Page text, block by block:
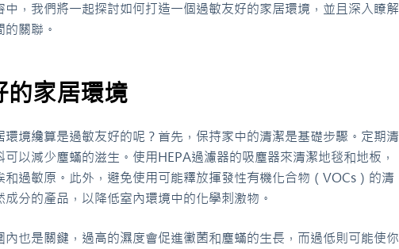
中，我們將一起探討如何打造一個過敏友好的家居環境，並且深入瞭解
關聯。
的家居環境
環境纔算是過敏友好的呢？首先，保持家中的清潔是基礎步驟。定期清
以減少塵蟎的滋生。使用HEPA過濾器的吸塵器來清潔地毯和地板，
過敏原。此外，避免使用可能釋放揮發性有機化合物（VOCs）的清
分的產品，以降低室內環境中的化學刺激物。
內也是關鍵，過高的濕度會促進黴菌和塵蟎的生長，而過低則可能使你